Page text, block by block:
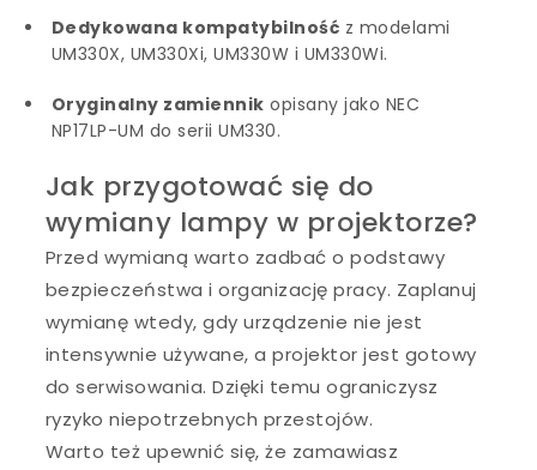
Dedykowana kompatybilność z modelami
UM330X, UM330Xi, UM330W i UM330Wi.
Oryginalny zamiennik opisany jako NEC
NP17LP-UM do serii UM330.
Jak przygotować się do
wymiany lampy w projektorze?
Przed wymianą warto zadbać o podstawy
bezpieczeństwa i organizację pracy. Zaplanuj
wymianę wtedy, gdy urządzenie nie jest
intensywnie używane, a projektor jest gotowy
do serwisowania. Dzięki temu ograniczysz
ryzyko niepotrzebnych przestojów.
Warto też upewnić się, że zamawiasz